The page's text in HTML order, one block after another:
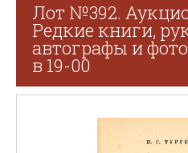
Лот №392.
Редкие книги,
автографы и
в 19-00